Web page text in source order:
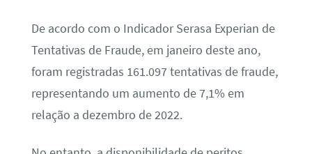
De acordo com o Indicador Serasa Experian de
Tentativas de Fraude, em janeiro deste ano,
foram registradas 161.097 tentativas de fraude,
representando um aumento de 7,1% em
relação a dezembro de 2022.